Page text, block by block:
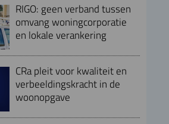
RIGO: geen verband tussen
omvang woningcorporatie
en lokale verankering
CRa pleit voor kwaliteit en
verbeeldingskracht in de
woonopgave